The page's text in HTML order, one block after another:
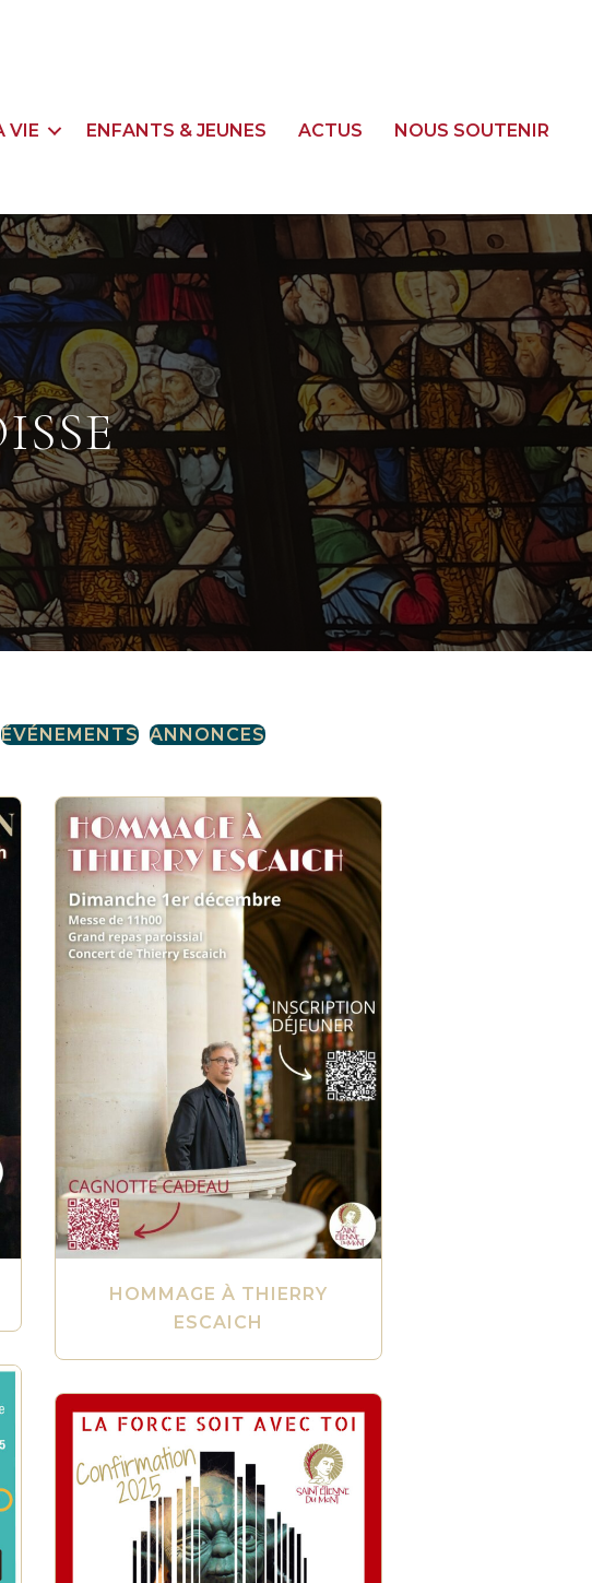
VIE ENFANTS & JEUNES ACTUS NOUS SOUTENIR
ÉVÉNEMENTS ANNONCES
HOMMAGE À THIERRY
ESCAICH